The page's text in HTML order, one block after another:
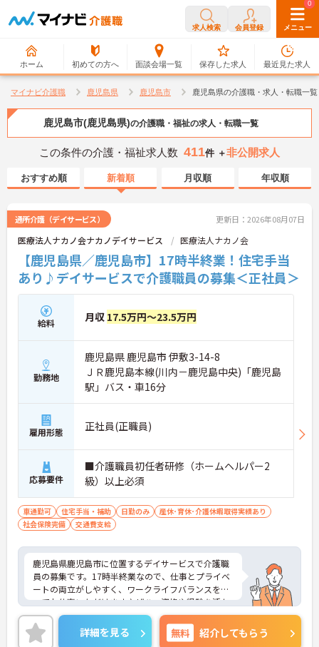
求人検索 会員登録 メニュー
ホーム 初めての方へ 面談会場一覧
0
保存した求人
0
最近見た求人
マイナビ介護職 鹿児島県 鹿児島市 鹿児島県の介護職・求人・転職一覧
鹿児島市(鹿児島県)の介護職・福祉の求人・転職一覧
この条件の介護・福祉求人数 411件 ＋非公開求人
おすすめ順 新着順 月収順 年収順
通所介護（デイサービス） 更新日：2026年08月07日
医療法人ナカノ会ナカノデイサービス 医療法人ナカノ会
【鹿児島県／鹿児島市】17時半終業！住宅手当
あり♪デイサービスで介護職員の募集＜正社員＞
給料 月収 17.5万円～23.5万円
勤務地
鹿児島県 鹿児島市 伊敷3-14-8
ＪＲ鹿児島本線(川内－鹿児島中央)「鹿児島
駅」バス・車16分
雇用形態 正社員(正職員)
応募要件
■介護職員初任者研修（ホームヘルパー2
級）以上必須
車通勤可 住宅手当・補助 日勤のみ
産休･育休･介護休暇取得実績あり
社会保険完備
交通費支給
鹿児島県鹿児島市に位置するデイサービスで介護職
員の募集です。17時半終業なので、仕事とプライベ
ートの両立がしやすく、ワークライフバランスを保
ってお仕事いただけます♪ぜひ、資格や経験を活か
してみませんか？ご興味のある方はご面接のポイン
トお伝えしますのでご気軽にお問い合わせくださ
い。
詳細を見る 無料 紹介してもらう